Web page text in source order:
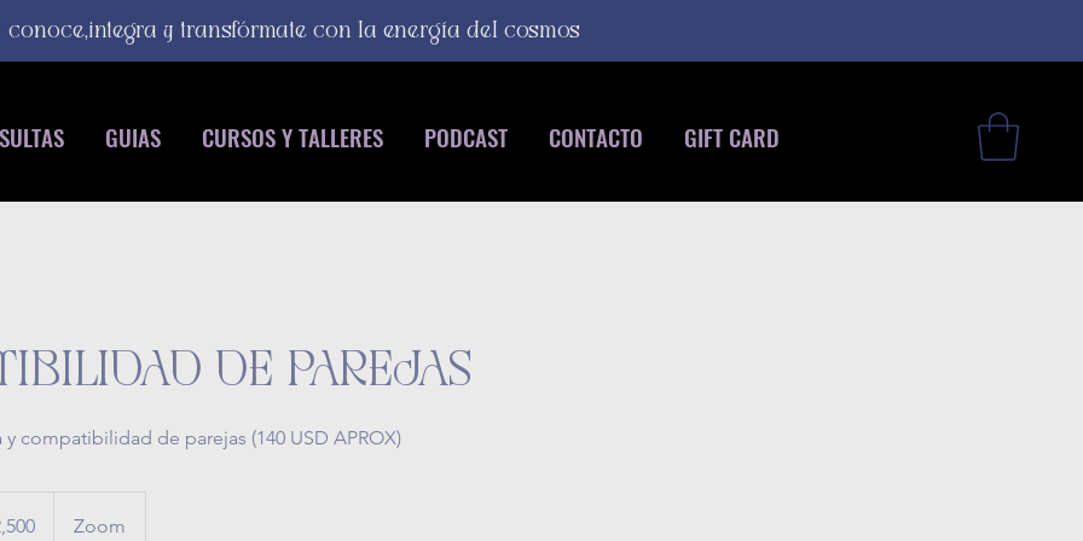
conoce,integra y transfórmate con la energía del cosmos
GUIAS CURSOS Y TALLERES PODCAST CONTACTO GIFT CARD
DE PAREJAS
compatibilidad de parejas (140 USD APROX)
Zoom